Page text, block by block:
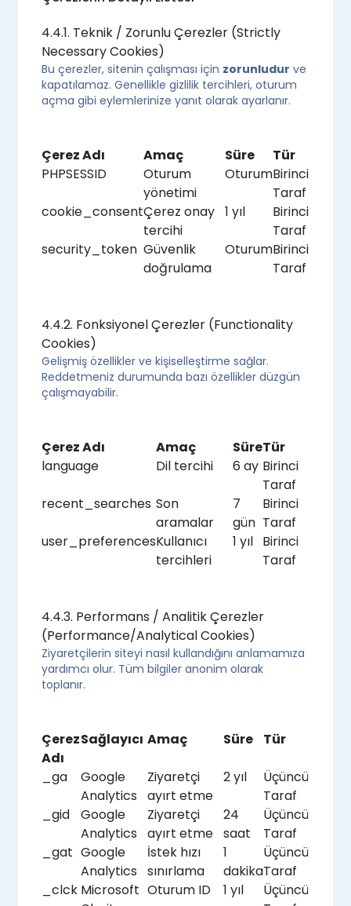
4.4.1. Teknik / Zorunlu Çerezler (Strictly
Necessary Cookies)
Bu çerezler, sitenin çalışması için zorunludur ve
kapatılamaz. Genellikle gizlilik tercihleri, oturum
açma gibi eylemlerinize yanıt olarak ayarlanır.
Çerez Adı Amaç Süre
Tür
PHPSESSID
Oturum
yönetimi
OturumBirinci
Taraf
cookie_consentÇerez onay
tercihi
1 yıl
Birinci
Taraf
security_token Güvenlik
doğrulama
OturumBirinci
Taraf
4.4.2. Fonksiyonel Çerezler (Functionality
Cookies)
Gelişmiş özellikler ve kişiselleştirme sağlar.
Reddetmeniz durumunda bazı özellikler düzgün
çalışmayabilir.
Çerez Adı Amaç SüreTür
language
Dil tercihi 6 ay Birinci
Taraf
recent_searches Son
aramalar
7
gün
Birinci
Taraf
user_preferencesKullanıcı
tercihleri
1 yıl Birinci
Taraf
4.4.3. Performans / Analitik Çerezler
(Performance/Analytical Cookies)
Ziyaretçilerin siteyi nasıl kullandığını anlamamıza
yardımcı olur. Tüm bilgiler anonim olarak
toplanır.
Çerez
Adı
Sağlayıcı Amaç Süre Tür
_ga
Google
Analytics
Ziyaretçi
ayırt etme
2 yıl
Üçüncü
Taraf
_gid
Google
Analytics
Ziyaretçi
ayırt etme
24
saat
Üçüncü
Taraf
_gat Google
Analytics
İstek hızı
sınırlama
1
dakika
Üçüncü
Taraf
_clck Microsoft Oturum ID 1 yıl
Üçüncü